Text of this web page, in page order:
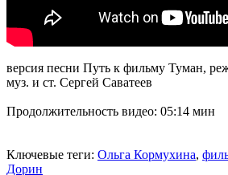
версия песни Путь к фильму Туман,
муз. и ст. Сергей Саватеев
Продолжительность видео: 05:14 мин
Ключевые теги: Ольга Кормухина,
Дорин